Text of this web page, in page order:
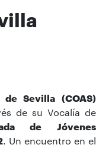
Sevilla (COAS)
de su Vocalía de
de Jóvenes
. Un encuentro en el